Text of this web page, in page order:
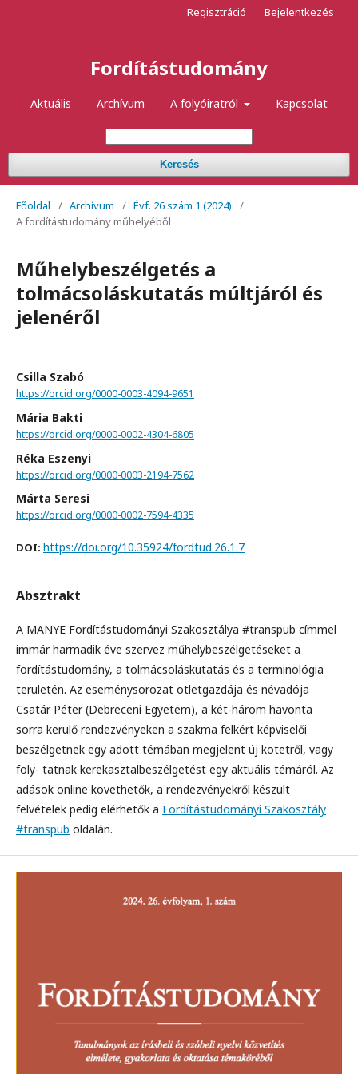
Fordítástudomány
Aktuális Archívum A folyóiratról Kapcsolat
Keresés
Regisztráció Bejelentkezés
Főoldal / Archívum / Évf. 26 szám 1 (2024)
/
A fordítástudomány műhelyéből
Műhelybeszélgetés a
tolmácsoláskutatás múltjáról és
jelenéről
Csilla Szabó
https://orcid.org/0000-0003-4094-9651
Mária Bakti
https://orcid.org/0000-0002-4304-6805
Réka Eszenyi
https://orcid.org/0000-0003-2194-7562
Márta Seresi
https://orcid.org/0000-0002-7594-4335
DOI: https://doi.org/10.35924/fordtud.26.1.7
Absztrakt
A MANYE Fordítástudományi Szakosztálya #transpub címmel
immár harmadik éve szervez műhelybeszélgetéseket a
fordítástudomány, a tolmácsoláskutatás és a terminológia
területén. Az eseménysorozat ötletgazdája és névadója
Csatár Péter (Debreceni Egyetem), a két-három havonta
sorra kerülő rendezvényeken a szakma felkért képviselői
beszélgetnek egy adott témában megjelent új kötetről, vagy
foly- tatnak kerekasztalbeszélgetést egy aktuális témáról. Az
adások online követhetők, a rendezvényekről készült
felvételek pedig elérhetők a Fordítástudományi Szakosztály
#transpub oldalán.